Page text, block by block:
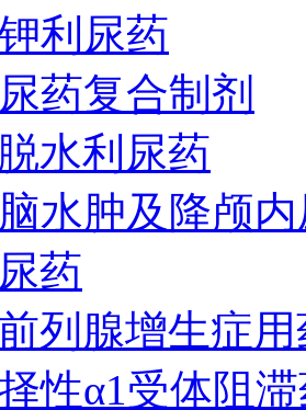
利尿药
药复合制剂
水利尿药
水肿及降颅
药
列腺增生症
性α1受体阻